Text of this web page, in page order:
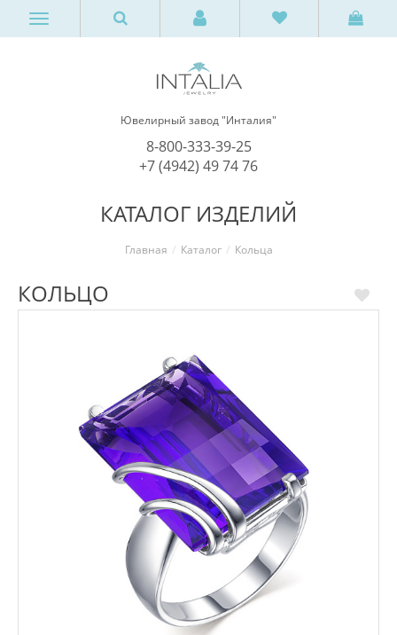
Ювелирный завод "Инталия"
8-800-333-39-25
+7 (4942) 49 74 76
КАТАЛОГ ИЗДЕЛИЙ
Главная Каталог Кольца
КОЛЬЦО